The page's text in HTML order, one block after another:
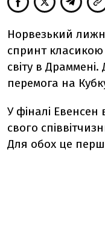
Норвезький
спринт
світу в
перемога на
У фіналі Евенсен
свого
Для обох це